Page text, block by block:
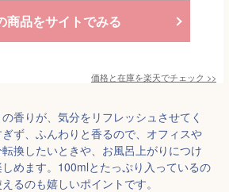
商品をサイトでみる
価格と在庫を楽天でチェック >>
香りが、気分をリフレッシュさせてく
ず、ふんわりと香るので、オフィスや
換したいときや、お風呂上がりにつけ
めます。100mlとたっぷり入っているの
るのも嬉しいポイントです。